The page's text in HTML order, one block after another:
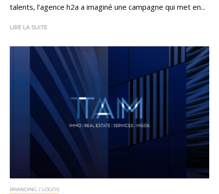
talents, l’agence h2a a imaginé une campagne qui met en...
LIRE LA SUITE
BRANDING / LOGOS